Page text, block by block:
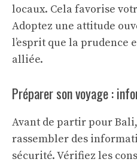
locaux. Cela favorise
Adoptez une attitude
l’esprit que la prudence
alliée.
Préparer son voyage :
Avant de partir pour
rassembler des
sécurité. Vérifiez les